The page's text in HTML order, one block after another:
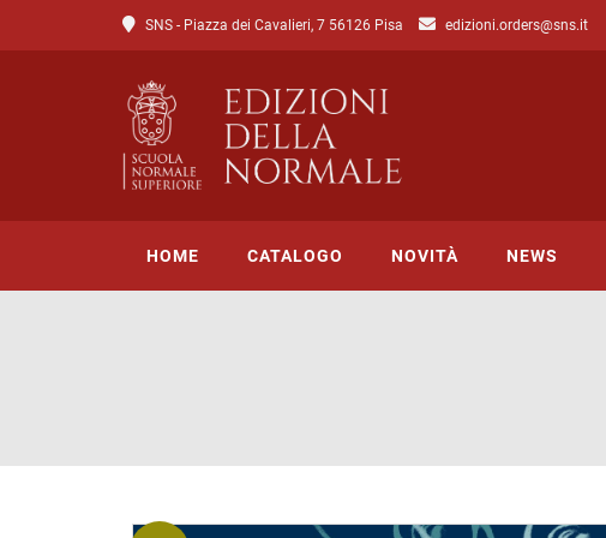
SNS - Piazza dei Cavalieri, 7 56126 Pisa edizioni.orders@sns.it
HOME CATALOGO
Catalogo di Scienze
NOVITÀ NEWS